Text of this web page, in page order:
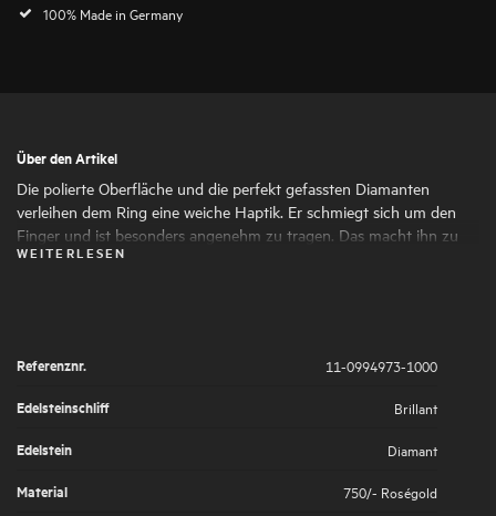
100% Made in Germany
Über den Artikel
Die polierte Oberfläche und die perfekt gefassten Diamanten
verleihen dem Ring eine weiche Haptik. Er schmiegt sich um den
Finger und ist besonders angenehm zu tragen. Das macht ihn zu
einem Schmuckstück, dessen Schönheit man jeden Tag genießen
WEITERLESEN
Referenznr.
11-0994973-1000
Edelsteinschliff
Brillant
Edelstein
Diamant
Material
750/- Roségold